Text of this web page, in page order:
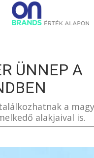
ÜNNEP A
a
alakjaival is.